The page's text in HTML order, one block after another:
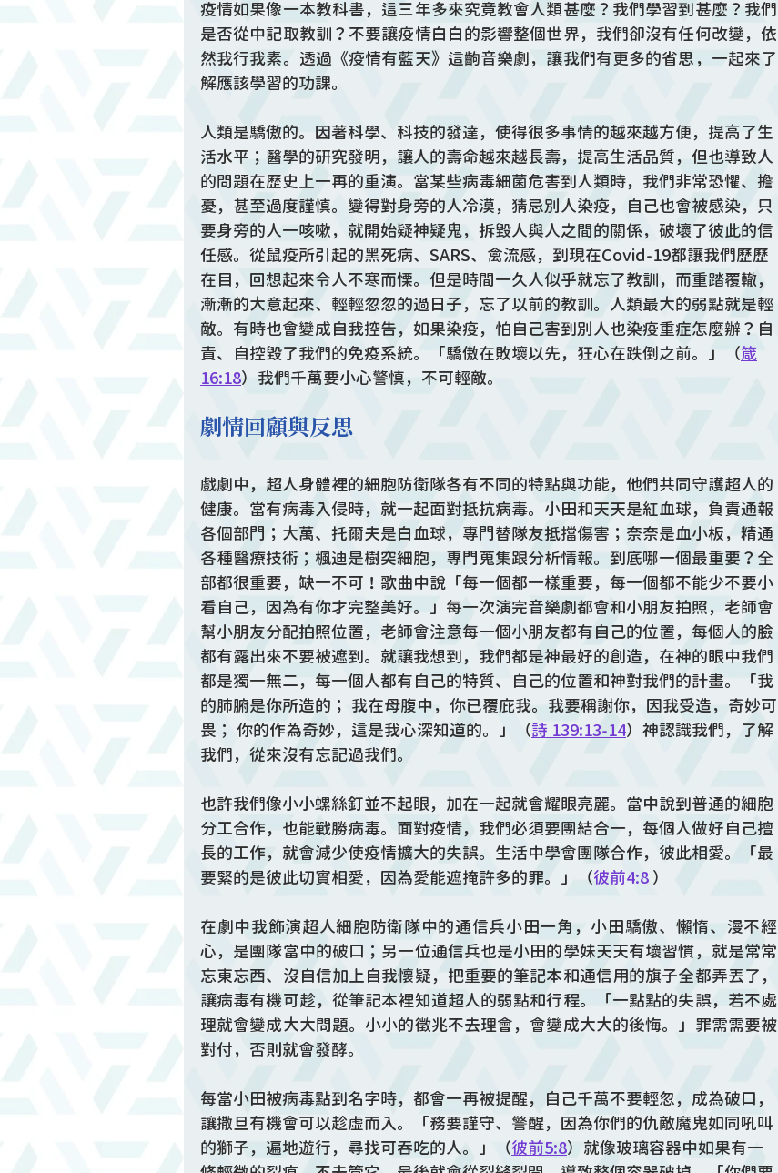
疫情如果像一本教科書，這三年多來究竟教會人類甚麼？我們學習到甚麼？我們
是否從中記取教訓？不要讓疫情白白的影響整個世界，我們卻沒有任何改變，依
然我行我素。透過《疫情有藍天》這齣音樂劇，讓我們有更多的省思，一起來了
解應該學習的功課。
人類是驕傲的。因著科學、科技的發達，使得很多事情的越來越方便，提高了生
活水平；醫學的研究發明，讓人的壽命越來越長壽，提高生活品質，但也導致人
的問題在歷史上一再的重演。當某些病毒細菌危害到人類時，我們非常恐懼、擔
憂，甚至過度謹慎。變得對身旁的人冷漠，猜忌別人染疫，自己也會被感染，只
要身旁的人一咳嗽，就開始疑神疑鬼，拆毀人與人之間的關係，破壞了彼此的信
任感。從鼠疫所引起的黑死病、SARS、禽流感，到現在Covid-19都讓我們歷歷
在目，回想起來令人不寒而慄。但是時間一久人似乎就忘了教訓，而重踏覆轍，
漸漸的大意起來、輕輕忽忽的過日子，忘了以前的教訓。人類最大的弱點就是輕
敵。有時也會變成自我控告，如果染疫，怕自己害到別人也染疫重症怎麼辦？自
責、自控毀了我們的免疫系統。「驕傲在敗壞以先，狂心在跌倒之前。」（箴
16:18）我們千萬要小心警慎，不可輕敵。
劇情回顧與反思
戲劇中，超人身體裡的細胞防衛隊各有不同的特點與功能，他們共同守護超人的
健康。當有病毒入侵時，就一起面對抵抗病毒。小田和天天是紅血球，負責通報
各個部門；大萬、托爾夫是白血球，專門替隊友抵擋傷害；奈奈是血小板，精通
各種醫療技術；楓迪是樹突細胞，專門蒐集跟分析情報。到底哪一個最重要？全
部都很重要，缺一不可！歌曲中說「每一個都一樣重要，每一個都不能少不要小
看自己，因為有你才完整美好。」每一次演完音樂劇都會和小朋友拍照，老師會
幫小朋友分配拍照位置，老師會注意每一個小朋友都有自己的位置，每個人的臉
都有露出來不要被遮到。就讓我想到，我們都是神最好的創造，在神的眼中我們
都是獨一無二，每一個人都有自己的特質、自己的位置和神對我們的計畫。「我
的肺腑是你所造的； 我在母腹中，你已覆庇我。我要稱謝你，因我受造，奇妙可
畏； 你的作為奇妙，這是我心深知道的。」（詩 139:13-14）神認識我們，了解
我們，從來沒有忘記過我們。
也許我們像小小螺絲釘並不起眼，加在一起就會耀眼亮麗。當中說到普通的細胞
分工合作，也能戰勝病毒。面對疫情，我們必須要團結合一，每個人做好自己擅
長的工作，就會減少使疫情擴大的失誤。生活中學會團隊合作，彼此相愛。「最
要緊的是彼此切實相愛，因為愛能遮掩許多的罪。」（彼前4:8 ）
在劇中我飾演超人細胞防衛隊中的通信兵小田一角，小田驕傲、懶惰、漫不經
心，是團隊當中的破口；另一位通信兵也是小田的學妹天天有壞習慣，就是常常
忘東忘西、沒自信加上自我懷疑，把重要的筆記本和通信用的旗子全都弄丟了，
讓病毒有機可趁，從筆記本裡知道超人的弱點和行程。「一點點的失誤，若不處
理就會變成大大問題。小小的徵兆不去理會，會變成大大的後悔。」罪需需要被
對付，否則就會發酵。
每當小田被病毒點到名字時，都會一再被提醒，自己千萬不要輕忽，成為破口，
讓撒旦有機會可以趁虛而入。「務要謹守、警醒，因為你們的仇敵魔鬼如同吼叫
的獅子，遍地遊行，尋找可吞吃的人。」（彼前5:8）就像玻璃容器中如果有一